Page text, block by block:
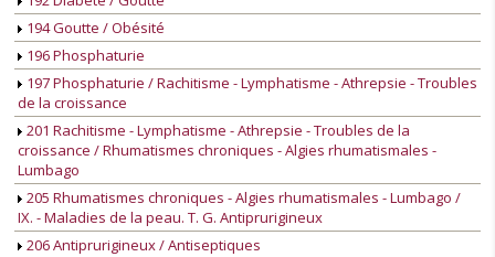
194 Goutte / Obésité
196 Phosphaturie
197 Phosphaturie / Rachitisme - Lymphatisme - Athrepsie - Troubles
de la croissance
201 Rachitisme - Lymphatisme - Athrepsie - Troubles de la
croissance / Rhumatismes chroniques - Algies rhumatismales -
Lumbago
205 Rhumatismes chroniques - Algies rhumatismales - Lumbago /
IX. - Maladies de la peau. T. G. Antiprurigineux
206 Antiprurigineux / Antiseptiques